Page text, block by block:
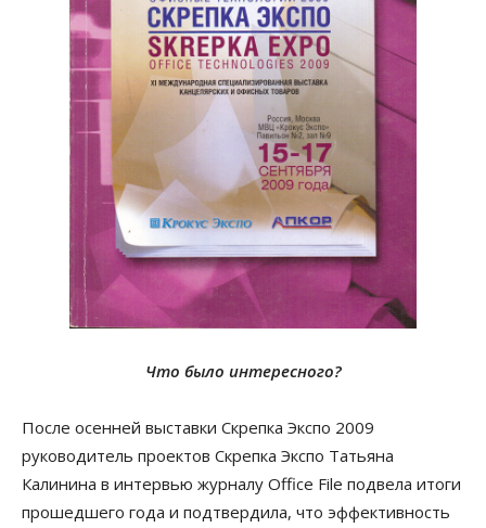
Что было интересного?
После осенней выставки Скрепка Экспо 2009
руководитель проектов Скрепка Экспо Татьяна
Калинина в интервью журналу Office File подвела итоги
прошедшего года и подтвердила, что эффективность